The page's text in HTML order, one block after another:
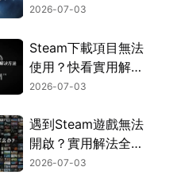
因與解決方法！
2026-07-03
Steam下載項目無法
使用？快看實用解決
方法！
2026-07-03
遇到Steam遊戲無法
開啟？實用解法全面
彙整！
2026-07-03